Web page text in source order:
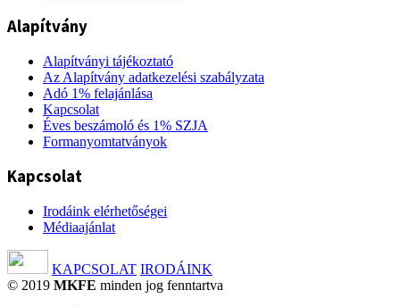
Alapítvány
Alapítványi tájékoztató
Az Alapítvány adatkezelési szabályzata
Adó 1% felajánlása
Kapcsolat
Éves beszámoló és 1% SZJA
Formanyomtatványok
Kapcsolat
Irodáink elérhetőségei
Médiaajánlat
KAPCSOLAT IRODÁINK
© 2019 MKFE minden jog fenntartva